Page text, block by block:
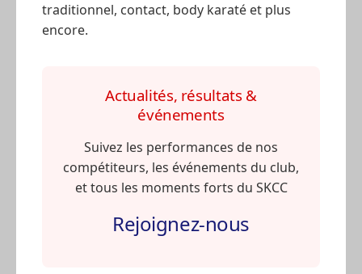
traditionnel, contact, body karaté et plus
encore.
Actualités, résultats &
événements
Suivez les performances de nos
compétiteurs, les événements du club,
et tous les moments forts du SKCC
Rejoignez-nous